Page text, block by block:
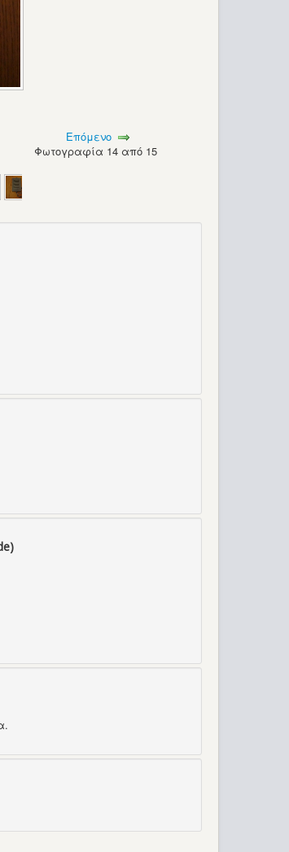
Επόμενο
Φωτογραφία 14 από 15